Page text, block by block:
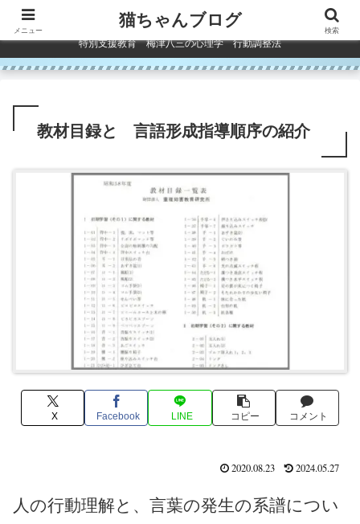
コンテンツへスキップ
特別支援教育 梅津八三の心理学 行動調整法
教材目録と 言語形成指導順序の紹介
X Facebook LINE コピー コメント
2020.08.23 2024.05.27
人の行動理解と、言葉の発生の系譜につい
メニュー
猫ちゃんブログ
検索